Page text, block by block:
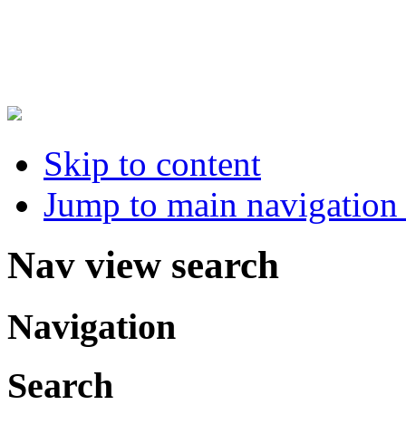
Skip to content
Jump to main
Nav view search
Navigation
Search